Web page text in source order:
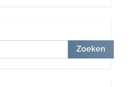
Zoeken